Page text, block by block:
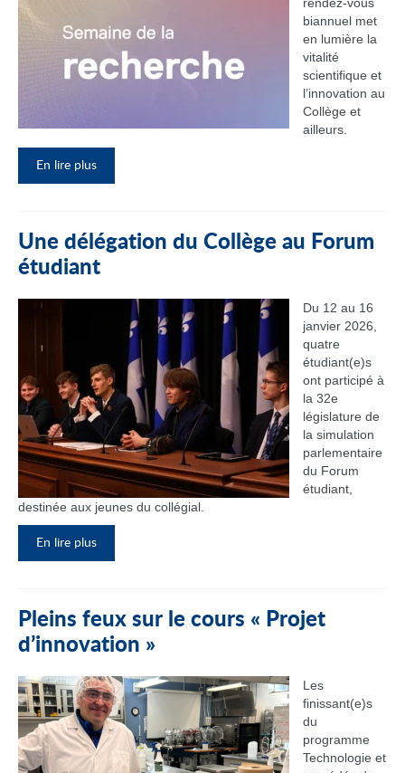
biannuel met
en lumière la
vitalité
scientifique et
l’innovation au
Collège et
ailleurs.
En lire plus
Une délégation du Collège au Forum
étudiant
Du 12 au 16
janvier 2026,
quatre
étudiant(e)s
ont participé à
la 32e
législature de
la simulation
parlementaire
du Forum
étudiant,
destinée aux jeunes du collégial.
En lire plus
Pleins feux sur le cours « Projet
d’innovation »
Les
finissant(e)s
du
programme
Technologie et